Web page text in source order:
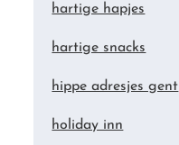
hartige hapjes
hartige snacks
hippe adresjes gent
holiday inn